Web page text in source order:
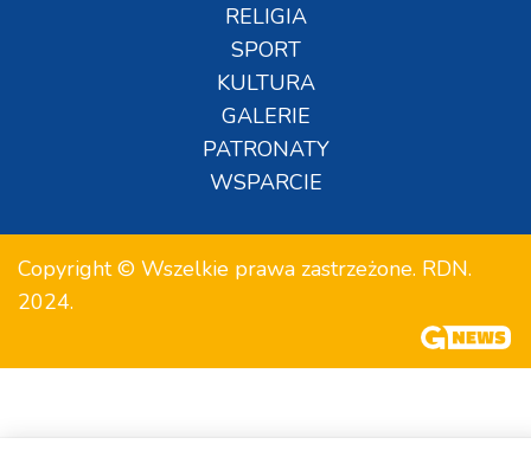
RELIGIA
SPORT
KULTURA
GALERIE
PATRONATY
WSPARCIE
Copyright © Wszelkie prawa zastrzeżone. RDN.
2024.